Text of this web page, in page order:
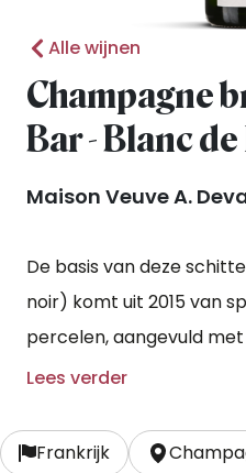
Alle wijnen
Champagne
Bar - Blanc
Maison Veuve A.
De basis van deze
noir) komt uit 2015 van
percelen, aangevuld
assemblage van oudere
Lees verder
Frankrijk